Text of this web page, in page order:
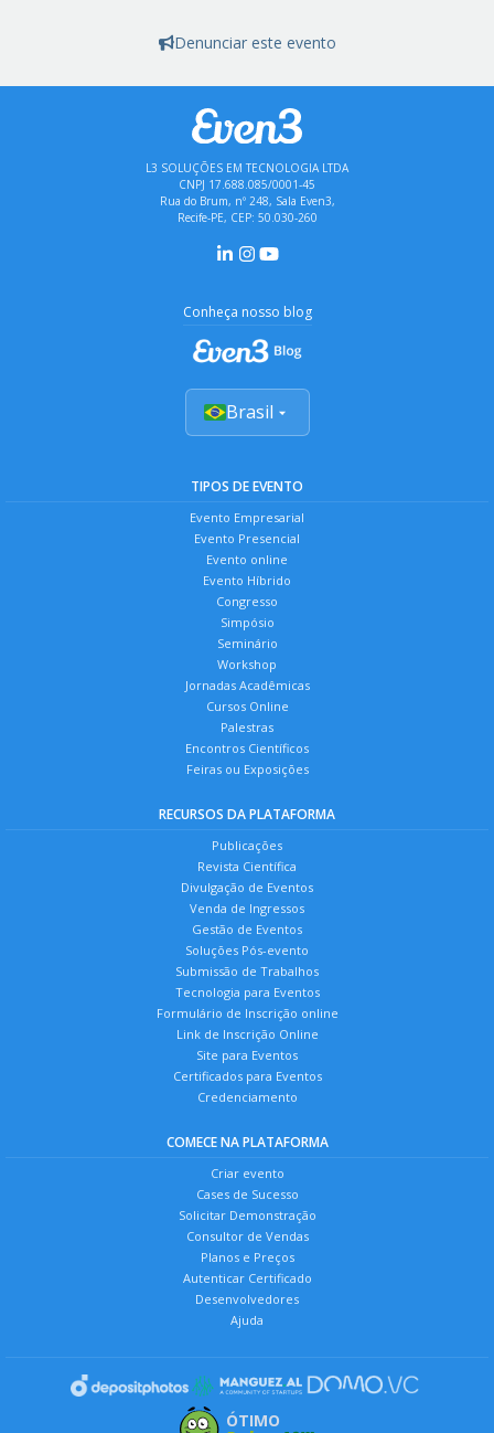
Denunciar este evento
L3 SOLUÇÕES EM TECNOLOGIA LTDA
CNPJ 17.688.085/0001-45
Rua do Brum, nº 248, Sala Even3,
Recife-PE, CEP: 50.030-260
Conheça nosso blog
Brasil
TIPOS DE EVENTO
Evento Empresarial
Evento Presencial
Evento online
Evento Híbrido
Congresso
Simpósio
Seminário
Workshop
Jornadas Acadêmicas
Cursos Online
Palestras
Encontros Científicos
Feiras ou Exposições
RECURSOS DA PLATAFORMA
Publicações
Revista Científica
Divulgação de Eventos
Venda de Ingressos
Gestão de Eventos
Soluções Pós-evento
Submissão de Trabalhos
Tecnologia para Eventos
Formulário de Inscrição online
Link de Inscrição Online
Site para Eventos
Certificados para Eventos
Credenciamento
COMECE NA PLATAFORMA
Criar evento
Cases de Sucesso
Solicitar Demonstração
Consultor de Vendas
Planos e Preços
Autenticar Certificado
Desenvolvedores
Ajuda
ÓTIMO